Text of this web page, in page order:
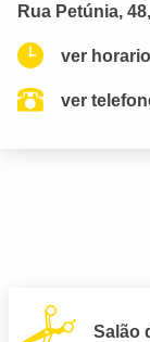
Rua Petúnia,
ver
ver
Salão